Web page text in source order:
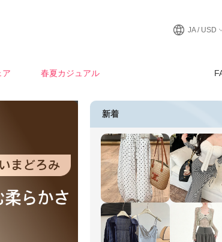
JA / USD
ア 春夏カジュアル
新着